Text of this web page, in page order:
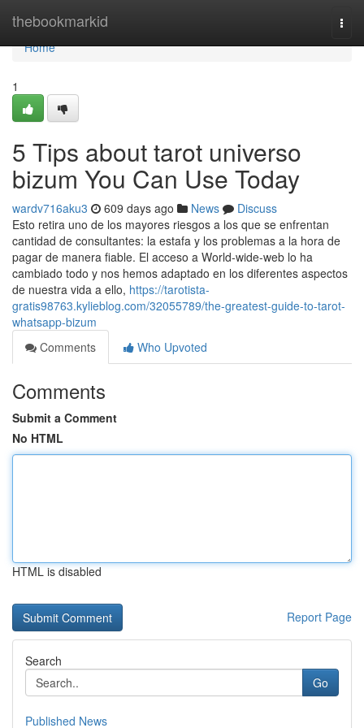
thebookmarkid
Home
Home
1
5 Tips about tarot universo
bizum You Can Use Today
wardv716aku3 609 days ago News
Discuss
Esto retira uno de los mayores riesgos a los que se enfrentan
cantidad de consultantes: la estafa y los problemas a la hora de
pagar de manera fiable. El acceso a World-wide-web lo ha
cambiado todo y nos hemos adaptado en los diferentes aspectos
de nuestra vida a ello, https://tarotista-
gratis98763.kylieblog.com/32055789/the-greatest-guide-to-tarot-
whatsapp-bizum
Comments
Who Upvoted
Comments
Submit a Comment
No HTML
HTML is disabled
Report Page
Search
Go
Published News